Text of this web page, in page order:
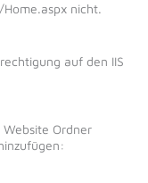
nicht.
auf den IIS
Ordner